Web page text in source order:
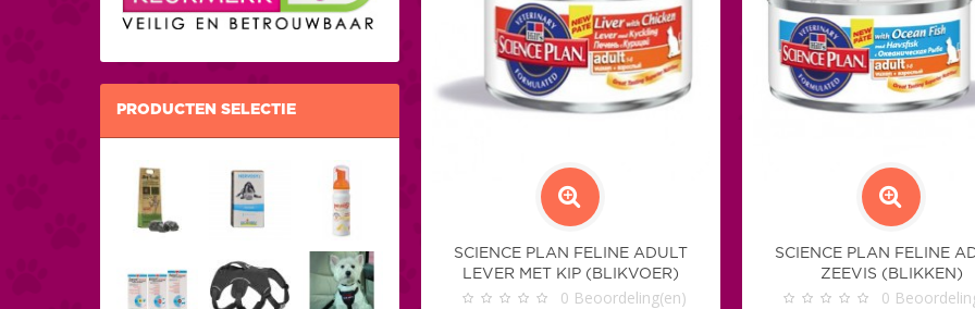
PRODUCTEN SELECTIE
SCIENCE PLAN FELINE ADULT
LEVER MET KIP (BLIKVOER)
0 Beoordeling(en)
SCIENCE PLAN FELINE
ZEEVIS (BLIKKEN)
0